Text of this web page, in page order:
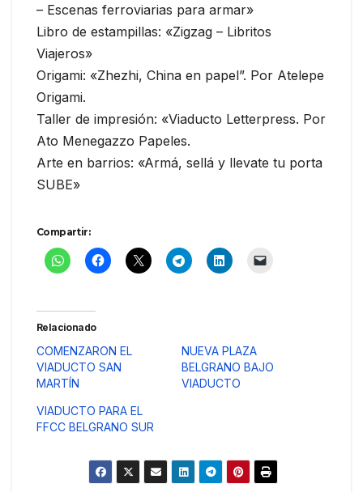
– Escenas ferroviarias para armar»
Libro de estampillas: «Zigzag – Libritos
Viajeros»
Origami: «Zhezhi, China en papel”. Por Atelepe
Origami.
Taller de impresión: «Viaducto Letterpress. Por
Ato Menegazzo Papeles.
Arte en barrios: «Armá, sellá y llevate tu porta
SUBE»
Compartir:
Relacionado
COMENZARON EL
VIADUCTO SAN
MARTÍN
NUEVA PLAZA
BELGRANO BAJO
VIADUCTO
VIADUCTO PARA EL
FFCC BELGRANO SUR